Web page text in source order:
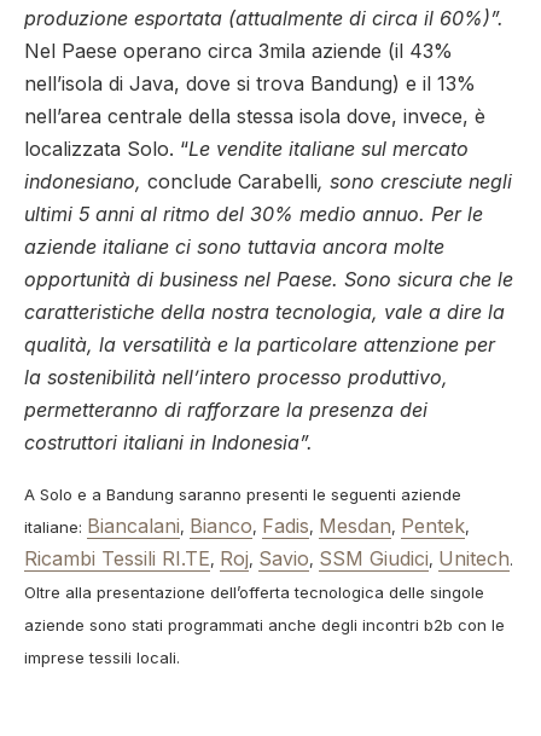
produzione esportata (attualmente di circa il 60%)”.
Nel Paese operano circa 3mila aziende (il 43%
nell’isola di Java, dove si trova Bandung) e il 13%
nell’area centrale della stessa isola dove, invece, è
localizzata Solo. “Le vendite italiane sul mercato
indonesiano, conclude Carabelli, sono cresciute negli
ultimi 5 anni al ritmo del 30% medio annuo. Per le
aziende italiane ci sono tuttavia ancora molte
opportunità di business nel Paese. Sono sicura che le
caratteristiche della nostra tecnologia, vale a dire la
qualità, la versatilità e la particolare attenzione per
la sostenibilità nell’intero processo produttivo,
permetteranno di rafforzare la presenza dei
costruttori italiani in Indonesia”.
A Solo e a Bandung saranno presenti le seguenti aziende
italiane: Biancalani, Bianco, Fadis, Mesdan, Pentek,
Ricambi Tessili RI.TE, Roj, Savio, SSM Giudici, Unitech.
Oltre alla presentazione dell’offerta tecnologica delle singole
aziende sono stati programmati anche degli incontri b2b con le
imprese tessili locali.